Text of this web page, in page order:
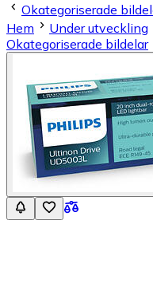
Okategoriserade
Hem
Under utveckling
Okategoriserade bildelar